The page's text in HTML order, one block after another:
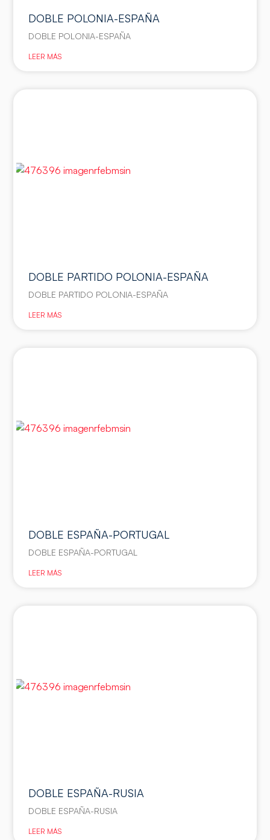
DOBLE POLONIA-ESPAÑA
DOBLE POLONIA-ESPAÑA
LEER MÁS
DOBLE PARTIDO POLONIA-ESPAÑA
DOBLE PARTIDO POLONIA-ESPAÑA
LEER MÁS
DOBLE ESPAÑA-PORTUGAL
DOBLE ESPAÑA-PORTUGAL
LEER MÁS
DOBLE ESPAÑA-RUSIA
DOBLE ESPAÑA-RUSIA
LEER MÁS